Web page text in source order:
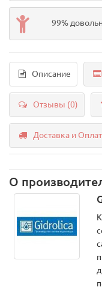
99%
Описание
Отзывы (0)
Доставка и
О